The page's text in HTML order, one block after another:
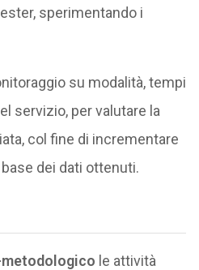
sperimentando i
su modalità, tempi
servizio, per valutare la
col fine di incrementare
dei dati ottenuti.
le attività